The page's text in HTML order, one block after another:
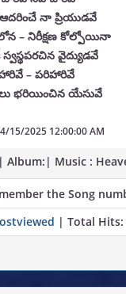
నా ప్రియుడవే
– నిరీక్షణ కోల్పోయినా
వైద్యుడవే
– పరిహారివే
భరియించిన యేసువే
4/15/2025 12:00:00 AM
Music :
the Song
| Total Hits: